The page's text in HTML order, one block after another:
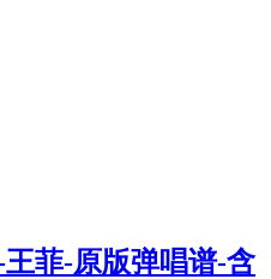
菲-原版弹唱谱-含